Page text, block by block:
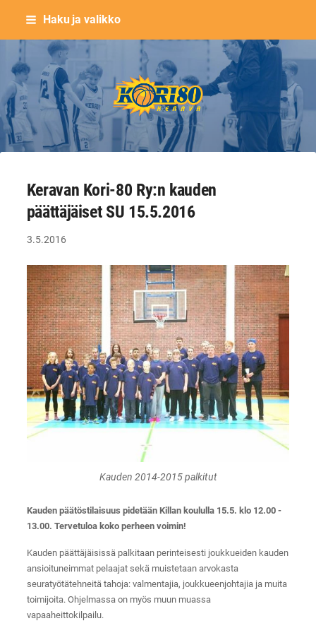
Siirry
sisältöön
Haku ja valikko
Keravan Kori-80 ry
Keravan Kori-80 Ry:n kauden
päättäjäiset SU 15.5.2016
3.5.2016
Kauden 2014-2015 palkitut
Kauden päätöstilaisuus pidetään Killan koululla 15.5. klo 12.00 -
13.00. Tervetuloa koko perheen voimin!
Kauden päättäjäisissä palkitaan perinteisesti joukkueiden kauden
ansioituneimmat pelaajat sekä muistetaan arvokasta
seuratyötätehneitä tahoja: valmentajia, joukkueenjohtajia ja muita
toimijoita. Ohjelmassa on myös muun muassa
vapaaheittokilpailu.